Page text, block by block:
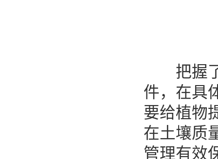
把握
件，在具
要给植物
在土壤质
管理有效